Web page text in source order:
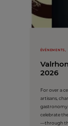
ÉVÉNEMENTS,
2026
For over a
artisans,
celebrate
—through